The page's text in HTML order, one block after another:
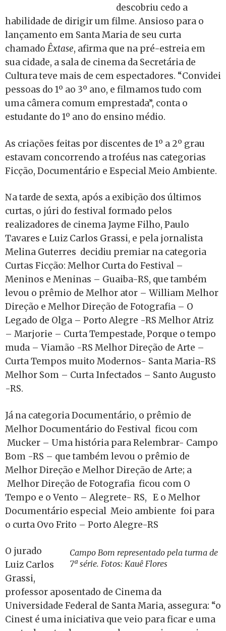
descobriu cedo a
habilidade de dirigir um filme. Ansioso para o
lançamento em Santa Maria de seu curta
chamado Êxtase, afirma que na pré-estreia em
sua cidade, a sala de cinema da Secretária de
Cultura teve mais de cem espectadores. “Convidei
pessoas do 1º ao 3º ano, e filmamos tudo com
uma câmera comum emprestada”, conta o
estudante do 1º ano do ensino médio.
As criações feitas por discentes de 1º a 2º grau
estavam concorrendo a troféus nas categorias
Ficção, Documentário e Especial Meio Ambiente.
Na tarde de sexta, após a exibição dos últimos
curtas, o júri do festival formado pelos
realizadores de cinema Jayme Filho, Paulo
Tavares e Luiz Carlos Grassi, e pela jornalista
Melina Guterres decidiu premiar na categoria
Curtas Ficção: Melhor Curta do Festival –
Meninos e Meninas – Guaiba-RS, que também
levou o prêmio de Melhor ator – William Melhor
Direção e Melhor Direção de Fotografia – O
Legado de Olga – Porto Alegre -RS Melhor Atriz
– Marjorie – Curta Tempestade, Porque o tempo
muda – Viamão -RS Melhor Direção de Arte –
Curta Tempos muito Modernos- Santa Maria-RS
Melhor Som – Curta Infectados – Santo Augusto
-RS.
Já na categoria Documentário, o prêmio de
Melhor Documentário do Festival ficou com
Mucker – Uma história para Relembrar- Campo
Bom -RS – que também levou o prêmio de
Melhor Direção e Melhor Direção de Arte; a
Melhor Direção de Fotografia ficou com O
Tempo e o Vento – Alegrete- RS, E o Melhor
Documentário especial Meio ambiente foi para
o curta Ovo Frito – Porto Alegre-RS
Campo Bom representado pela turma de
7ª série. Fotos: Kauê Flores
O jurado
Luiz Carlos
Grassi,
professor aposentado de Cinema da
Universidade Federal de Santa Maria, assegura: “o
Cinest é uma iniciativa que veio para ficar e uma